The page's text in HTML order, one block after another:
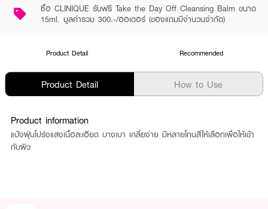
ซื้อ CLINIQUE รับฟรี Take the Day Off Cleansing Balm ขนาด
15ml. มูลค่ารวม 300.-/ออเดอร์ (ของแถมมีจำนวนจำกัด)
Product Detail Recommended
Product Detail How to Use
Product information
แป้งฝุ่นโปร่งแสงเนื้อละเอียด บางเบา เกลี่ยง่าย มีหลายโทนสีให้เลือกเพื่อให้เข้า
กับผิว